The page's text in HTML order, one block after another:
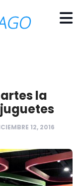
la
12, 2016